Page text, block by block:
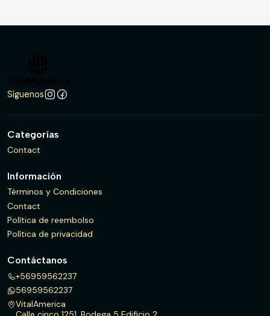
Síguenos
Categorías
Contact
Información
Términos y Condiciones
Contact
Política de reembolso
Política de privacidad
Contáctanos
+56959562237
56959562237
VitalAmerica